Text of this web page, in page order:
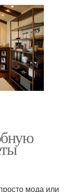
мода или